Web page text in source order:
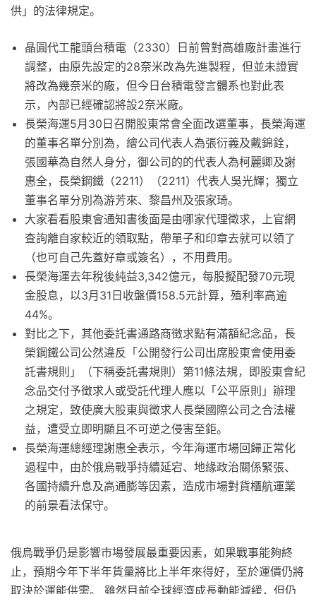
供」的法律規定。
晶圓代工龍頭台積電（2330）日前曾對高雄廠計畫進行
調整，由原先設定的28奈米改為先進製程，但並未證實
將改為幾奈米的廠，但今日台積電發言體系也對此表
示，內部已經確認將設2奈米廠。
長榮海運5月30日召開股東常會全面改選董事，長榮海運
的董事名單分別為，繪公司代表人為張衍義及戴錦銓，
張國華為自然人身分，御公司的的代表人為柯麗卿及謝
惠全，長榮鋼鐵（2211）（2211）代表人吳光輝；獨立
董事名單分別為游芳來、黎昌州及張家琦。
大家看看股東會通知書後面是由哪家代理徵求，上官網
查詢離自家較近的領取點，帶單子和印章去就可以領了
（也可自己先蓋好章或簽名），不用費用。
長榮海運去年稅後純益3,342億元，每股擬配發70元現
金股息，以3月31日收盤價158.5元計算，殖利率高逾
44%。
對比之下，其他委託書通路商徵求點有滿額紀念品，長
榮鋼鐵公司公然違反「公開發行公司出席股東會使用委
託書規則」（下稱委託書規則）第11條法規，即股東會紀
念品交付予徵求人或受託代理人應以「公平原則」辦理
之規定，致使廣大股東與徵求人長榮國際公司之合法權
益，遭受立即明顯且不可逆之侵害至鉅。
長榮海運總經理謝惠全表示，今年海運市場回歸正常化
過程中，由於俄烏戰爭持續延宕、地緣政治關係緊張、
各國持續升息及高通膨等因素，造成市場對貨櫃航運業
的前景看法保守。
俄烏戰爭仍是影響市場發展最重要因素，如果戰事能夠終
止，預期今年下半年貨量將比上半年來得好，至於運價仍將
取決於運能供需。 雖然目前全球經濟成長動能減緩，但仍